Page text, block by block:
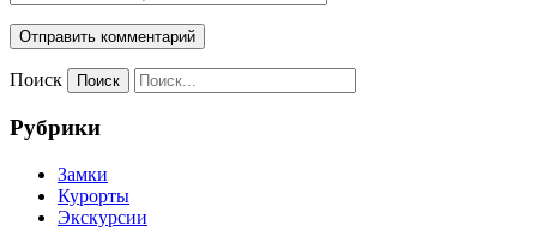
Поиск
Рубрики
Замки
Курорты
Экскурсии